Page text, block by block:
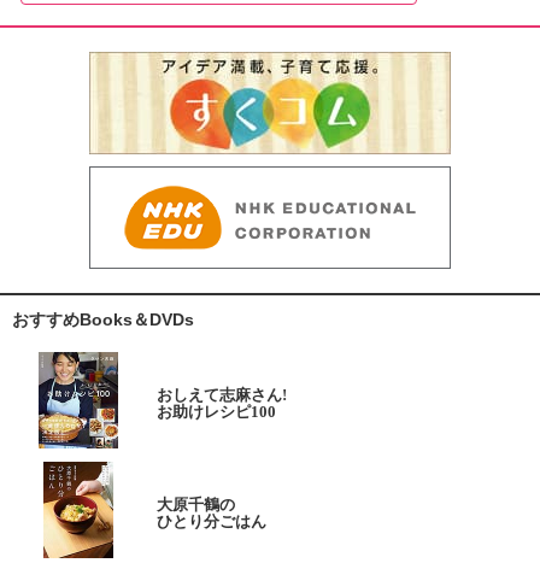
おすすめBooks＆DVDs
おしえて志麻さん!
お助けレシピ100
大原千鶴の
ひとり分ごはん